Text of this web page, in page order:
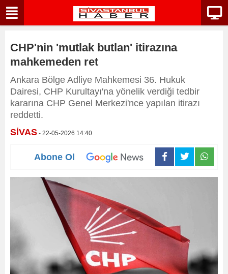
CHP'nin 'mutlak butlan' itirazına
mahkemeden ret
Ankara Bölge Adliye Mahkemesi 36. Hukuk
Dairesi, CHP Kurultayı'na yönelik verdiği tedbir
kararına CHP Genel Merkezi'nce yapılan itirazı
reddetti.
SİVAS - 22-05-2026 14:40
Abone Ol